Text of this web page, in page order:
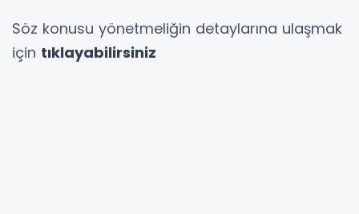
Söz konusu yönetmeliğin detaylarına ulaşmak
için tıklayabilirsiniz